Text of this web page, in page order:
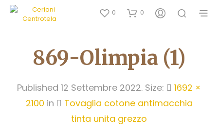
0 0
869-Olimpia (1)
Published 12 Settembre 2022. Size:
1692 ×
2100 in
Tovaglia cotone antimacchia
tinta unita grezzo